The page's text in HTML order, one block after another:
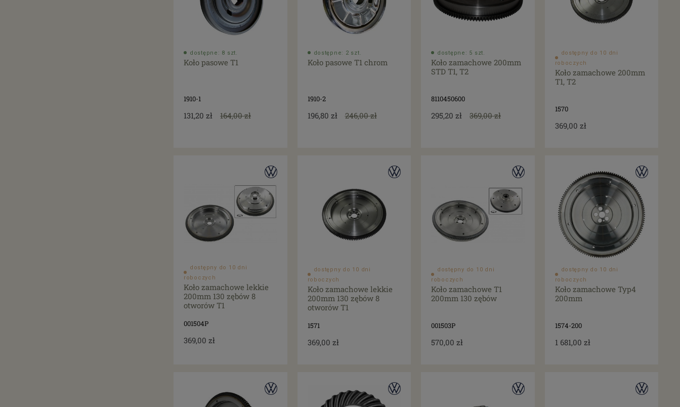
dostępne: 8 szt.
Koło pasowe T1
1910-1
131,20 zł 164,00 zł
dostępne: 2 szt.
Koło pasowe T1 chrom
1910-2
196,80 zł 246,00 zł
dostępne: 5 szt.
Koło zamachowe 200mm
STD T1, T2
8110450600
295,20 zł 369,00 zł
dostępny do 10 dni
roboczych
Koło zamachowe 200mm
T1, T2
1570
369,00 zł
dostępny do 10 dni
roboczych
Koło zamachowe lekkie
200mm 130 zębów 8
otworów T1
001504P
369,00 zł
dostępny do 10 dni
roboczych
Koło zamachowe lekkie
200mm 130 zębów 8
otworów T1
1571
369,00 zł
dostępny do 10 dni
roboczych
Koło zamachowe T1
200mm 130 zębów
001503P
570,00 zł
dostępny do 10 dni
roboczych
Koło zamachowe Typ4
200mm
1574-200
1 681,00 zł